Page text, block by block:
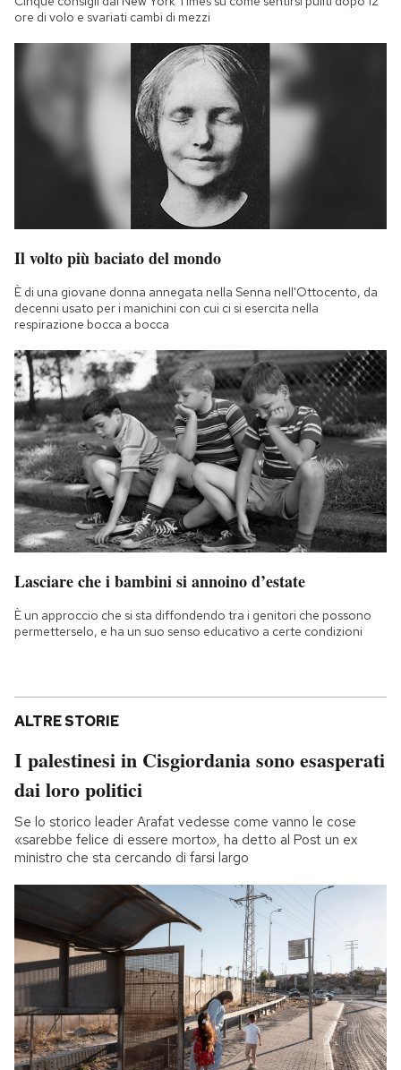
ore di volo e svariati cambi di mezzi
Il volto più baciato del mondo
È di una giovane donna annegata nella Senna nell'Ottocento, da
decenni usato per i manichini con cui ci si esercita nella
respirazione bocca a bocca
Lasciare che i bambini si annoino d’estate
È un approccio che si sta diffondendo tra i genitori che possono
permetterselo, e ha un suo senso educativo a certe condizioni
ALTRE STORIE
I palestinesi in Cisgiordania sono esasperati
dai loro politici
Se lo storico leader Arafat vedesse come vanno le cose
«sarebbe felice di essere morto», ha detto al Post un ex
ministro che sta cercando di farsi largo